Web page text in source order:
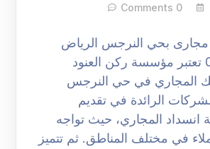
0 Comments
بحي النرجس الرياض
0508251950 تعتبر مؤسسة ركن العنود
المجاري في حي النرجس
الرائدة في تقديم
انسداد المجاري، حيث تواجه
في مختلف المناطق. ثم تتميز